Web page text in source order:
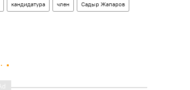
кандидатура член Садыр Жапаров